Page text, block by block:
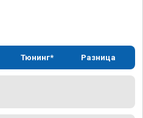
Тюнинг* Разница